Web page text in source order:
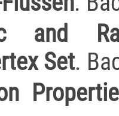
and
Set.